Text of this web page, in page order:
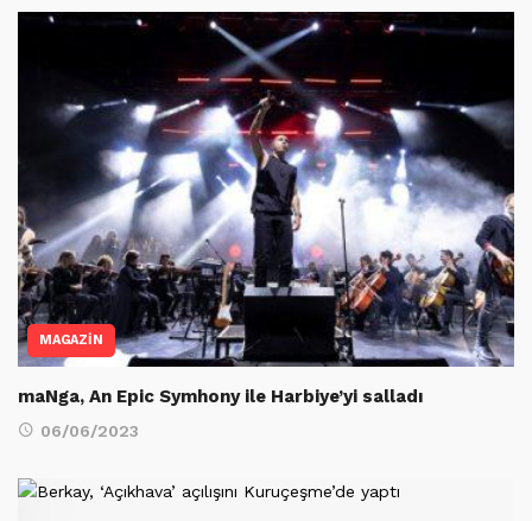
MAGAZİN
maNga, An Epic Symhony ile Harbiye’yi salladı
06/06/2023